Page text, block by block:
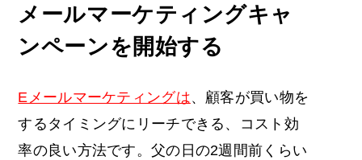
メールマーケティングキャ
ンペーンを開始する
Eメールマーケティングは、顧客が買い物を
するタイミングにリーチできる、コスト効
率の良い方法です。 父の日の2週間前くらい